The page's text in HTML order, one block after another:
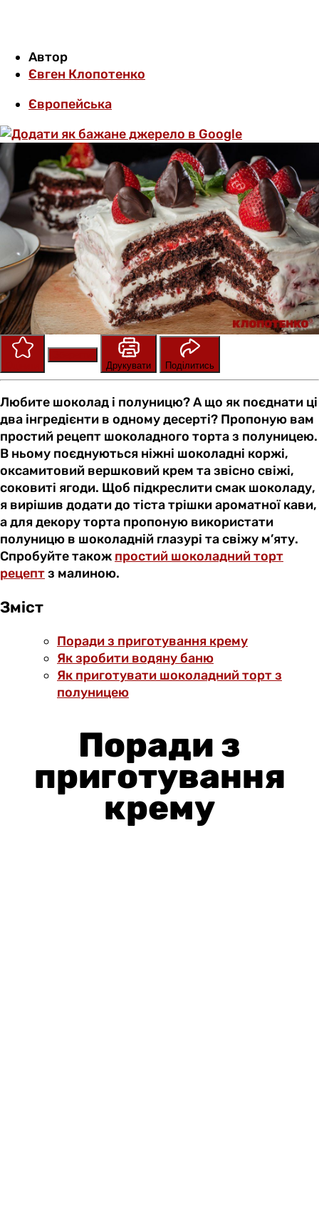
Автор
Євген Клопотенко
Європейська
Друкувати
Поділитись
Любите шоколад і полуницю? А що як поєднати ці
два інгредієнти в одному десерті? Пропоную вам
простий рецепт шоколадного торта з полуницею.
В ньому поєднуються ніжні шоколадні коржі,
оксамитовий вершковий крем та звісно свіжі,
соковиті ягоди. Щоб підкреслити смак шоколаду,
я вирішив додати до тіста трішки ароматної кави,
а для декору торта пропоную використати
полуницю в шоколадній глазурі та свіжу м’яту.
Спробуйте також простий шоколадний торт
рецептз малиною.
Зміст
Поради з приготування крему
Як зробити водяну баню
Як приготувати шоколадний торт з
полуницею
Поради з
приготування
крему